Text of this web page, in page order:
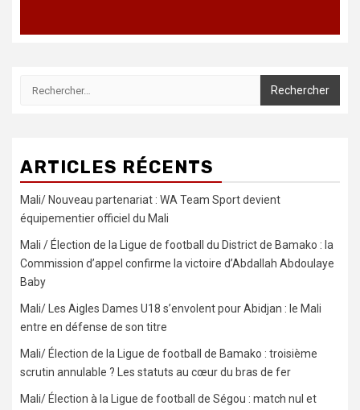
ARTICLES RÉCENTS
Mali/ Nouveau partenariat : WA Team Sport devient
équipementier officiel du Mali
Mali / Élection de la Ligue de football du District de Bamako : la
Commission d’appel confirme la victoire d’Abdallah Abdoulaye
Baby
Mali/ Les Aigles Dames U18 s’envolent pour Abidjan : le Mali
entre en défense de son titre
Mali/ Élection de la Ligue de football de Bamako : troisième
scrutin annulable ? Les statuts au cœur du bras de fer
Mali/ Élection à la Ligue de football de Ségou : match nul et